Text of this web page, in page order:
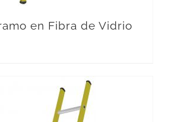
en Fibra de Vidrio